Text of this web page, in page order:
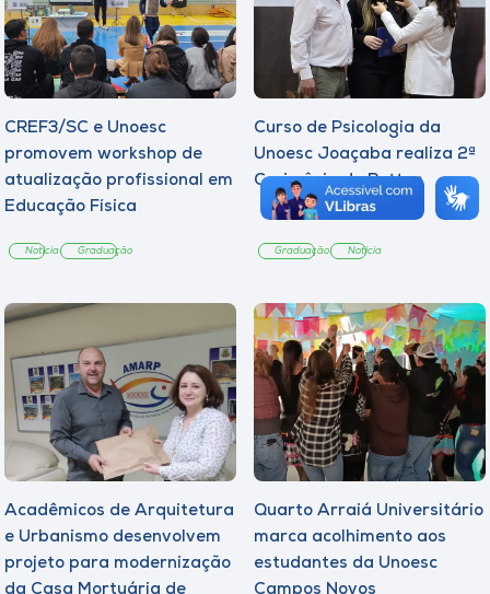
CREF3/SC e Unoesc
promovem workshop de
atualização profissional em
Educação Física
Notícia Graduação
Curso de Psicologia da
Unoesc Joaçaba realiza 2ª
Cerimônia do Botton
Graduação Notícia
Acadêmicos de Arquitetura
e Urbanismo desenvolvem
projeto para modernização
da Casa Mortuária de
Quarto Arraiá Universitário
marca acolhimento aos
estudantes da Unoesc
Campos Novos